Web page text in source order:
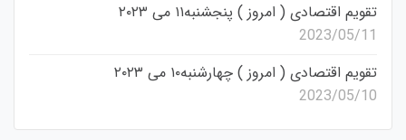
تقویم اقتصادی ( امروز ) پنجشنبه۱۱ می ۲۰۲۳
2023/05/11
تقویم اقتصادی ( امروز ) چهارشنبه۱۰ می ۲۰۲۳
2023/05/10